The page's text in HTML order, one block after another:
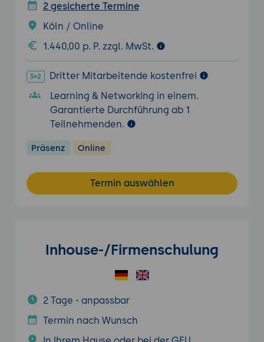
2 gesicherte Termine
Köln / Online
1.440,00 p. P. zzgl. MwSt.
Dritter Mitarbeitende kostenfrei
Learning & Networking in einem.
Garantierte Durchführung ab 1
Teilnehmenden.
Präsenz Online
Termin auswählen
Inhouse-/Firmenschulung
2 Tage - anpassbar
Termin nach Wunsch